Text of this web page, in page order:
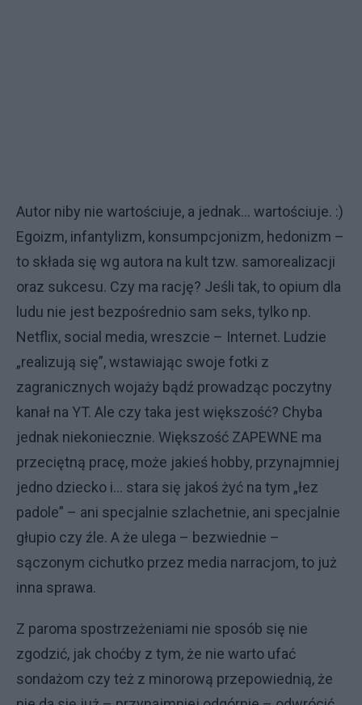
Autor niby nie wartościuje, a jednak... wartościuje. :)
Egoizm, infantylizm, konsumpcjonizm, hedonizm –
to składa się wg autora na kult tzw. samorealizacji
oraz sukcesu. Czy ma rację? Jeśli tak, to opium dla
ludu nie jest bezpośrednio sam seks, tylko np.
Netflix, social media, wreszcie – Internet. Ludzie
„realizują się”, wstawiając swoje fotki z
zagranicznych wojaży bądź prowadząc poczytny
kanał na YT. Ale czy taka jest większość? Chyba
jednak niekoniecznie. Większość ZAPEWNE ma
przeciętną pracę, może jakieś hobby, przynajmniej
jedno dziecko i... stara się jakoś żyć na tym „łez
padole” – ani specjalnie szlachetnie, ani specjalnie
głupio czy źle. A że ulega – bezwiednie –
sączonym cichutko przez media narracjom, to już
inna sprawa.
Z paroma spostrzeżeniami nie sposób się nie
zgodzić, jak choćby z tym, że nie warto ufać
sondażom czy też z minorową przepowiednią, że